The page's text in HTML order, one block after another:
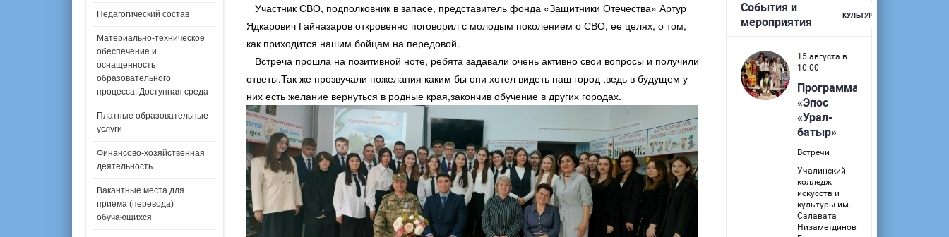
Педагогический состав
Материально-техническое
обеспечение и
оснащенность
образовательного
процесса. Доступная среда
Платные образовательные
услуги
Финансово-хозяйственная
деятельность
Вакантные места для
приема (перевода)
обучающихся
Участник СВО, подполковник в запасе, представитель фонда «Защитники Отечества» Артур
Ядкарович Гайназаров откровенно поговорил с молодым поколением о СВО, ее целях, о том,
как приходится нашим бойцам на передовой.
Встреча прошла на позитивной ноте, ребята задавали очень активно свои вопросы и получили
ответы.Так же прозвучали пожелания каким бы они хотел видеть наш город ,ведь в будущем у
них есть желание вернуться в родные края,закончив обучение в других городах.